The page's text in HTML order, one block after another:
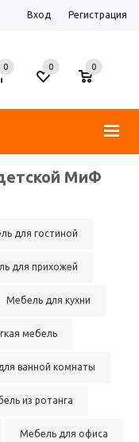
Вход Регистрация
0 0
0
МиФ
для гостиной
для прихожей
Мебель для кухни
мебель
ванной комнаты
из ротанга
Мебель для офиса